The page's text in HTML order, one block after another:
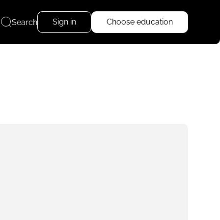
Search Sign in Choose education